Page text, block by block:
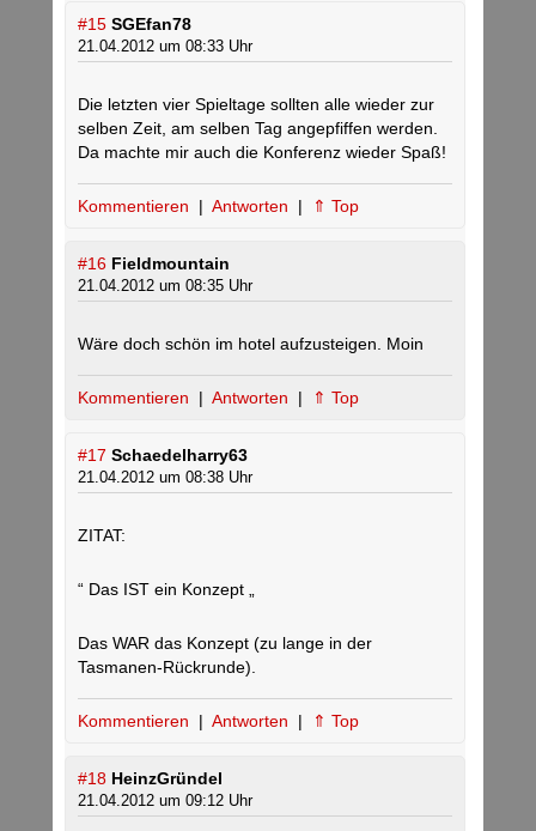
#15 SGEfan78
21.04.2012 um 08:33 Uhr
Die letzten vier Spieltage sollten alle wieder zur
selben Zeit, am selben Tag angepfiffen werden.
Da machte mir auch die Konferenz wieder Spaß!
Kommentieren | Antworten | ⇑ Top
#16 Fieldmountain
21.04.2012 um 08:35 Uhr
Wäre doch schön im hotel aufzusteigen. Moin
Kommentieren | Antworten | ⇑ Top
#17 Schaedelharry63
21.04.2012 um 08:38 Uhr
ZITAT:
“ Das IST ein Konzept „
Das WAR das Konzept (zu lange in der
Tasmanen-Rückrunde).
Kommentieren | Antworten | ⇑ Top
#18 HeinzGründel
21.04.2012 um 09:12 Uhr